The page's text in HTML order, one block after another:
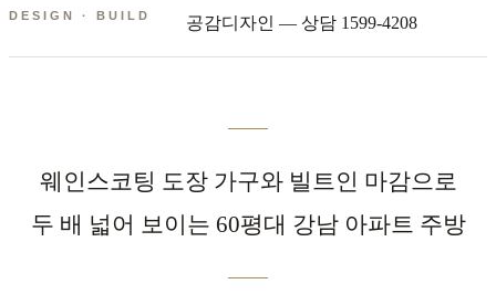
DESIGN · BUILD 공감디자인 — 상담 1599-4208
웨인스코팅 도장 가구와 빌트인 마감으로
두 배 넓어 보이는 60평대 강남 아파트 주방